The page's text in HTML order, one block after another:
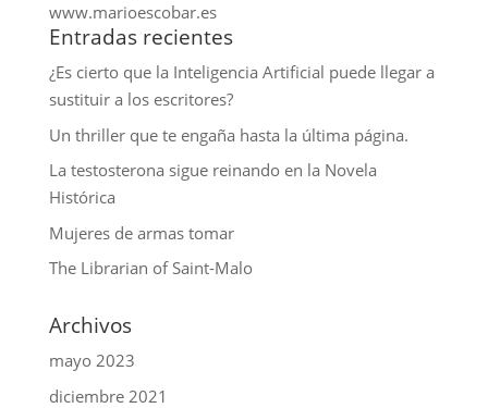
www.marioescobar.es
Entradas recientes
¿Es cierto que la Inteligencia Artificial puede llegar a
sustituir a los escritores?
Un thriller que te engaña hasta la última página.
La testosterona sigue reinando en la Novela
Histórica
Mujeres de armas tomar
The Librarian of Saint-Malo
Archivos
mayo 2023
diciembre 2021